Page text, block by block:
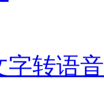
字转语音